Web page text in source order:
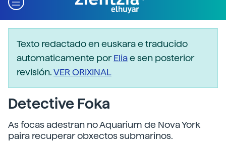
Texto redactado en euskara e traducido
automaticamente porEliae sen posterior
revisión.VER ORIXINAL
Detective Foka
As focas adestran no Aquarium de Nova York
paira recuperar obxectos submarinos.